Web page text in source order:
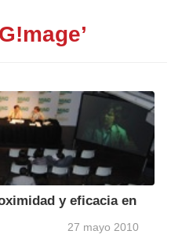
y eficacia en
27 mayo 2010